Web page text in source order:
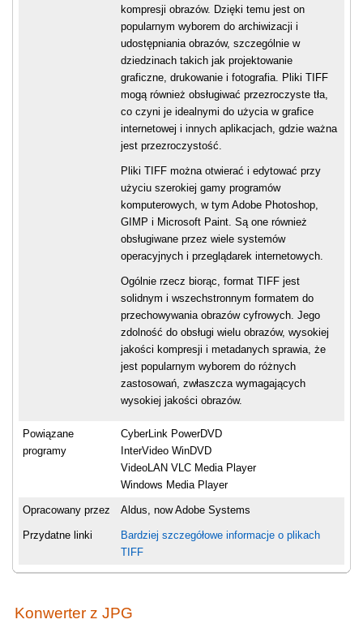
kompresji obrazów. Dzięki temu jest on
popularnym wyborem do archiwizacji i
udostępniania obrazów, szczególnie w
dziedzinach takich jak projektowanie
graficzne, drukowanie i fotografia. Pliki TIFF
mogą również obsługiwać przezroczyste tła,
co czyni je idealnymi do użycia w grafice
internetowej i innych aplikacjach, gdzie ważna
jest przezroczystość.
Pliki TIFF można otwierać i edytować przy
użyciu szerokiej gamy programów
komputerowych, w tym Adobe Photoshop,
GIMP i Microsoft Paint. Są one również
obsługiwane przez wiele systemów
operacyjnych i przeglądarek internetowych.
Ogólnie rzecz biorąc, format TIFF jest
solidnym i wszechstronnym formatem do
przechowywania obrazów cyfrowych. Jego
zdolność do obsługi wielu obrazów, wysokiej
jakości kompresji i metadanych sprawia, że
jest popularnym wyborem do różnych
zastosowań, zwłaszcza wymagających
wysokiej jakości obrazów.
Powiązane
programy
CyberLink PowerDVD
InterVideo WinDVD
VideoLAN VLC Media Player
Windows Media Player
Opracowany przez Aldus, now Adobe Systems
Przydatne linki
Bardziej szczegółowe informacje o plikach
TIFF
Konwerter z JPG